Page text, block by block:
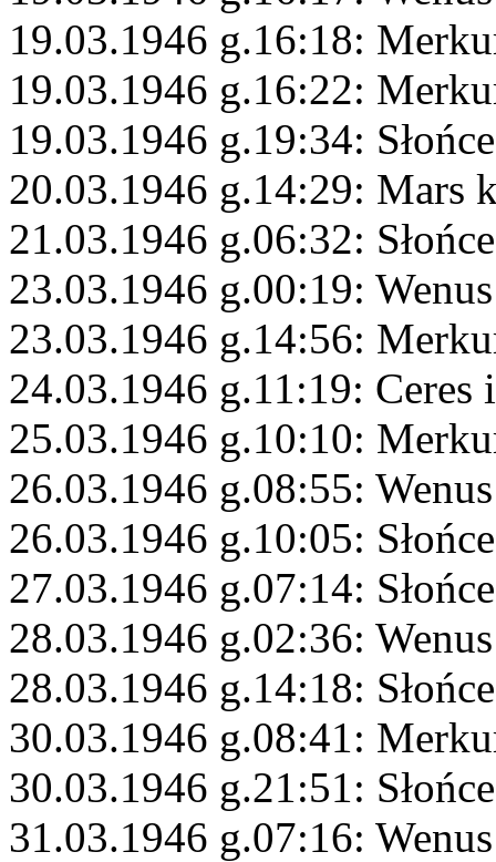
19.03.1946 g.16:18:
19.03.1946 g.16:22:
19.03.1946 g.19:34:
20.03.1946 g.14:29: Mars
21.03.1946 g.06:32:
23.03.1946 g.00:19:
23.03.1946 g.14:56:
24.03.1946 g.11:19: Ceres
25.03.1946 g.10:10:
26.03.1946 g.08:55:
26.03.1946 g.10:05:
27.03.1946 g.07:14:
28.03.1946 g.02:36:
28.03.1946 g.14:18:
30.03.1946 g.08:41:
30.03.1946 g.21:51:
31.03.1946 g.07:16: